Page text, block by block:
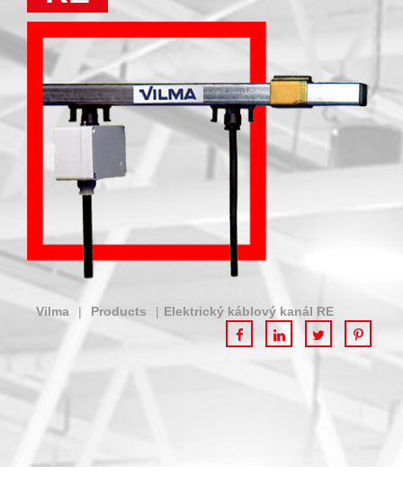
Vilma | Products | Elektrický káblový kanál RE